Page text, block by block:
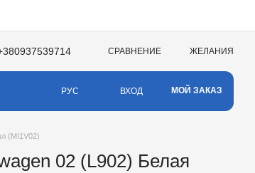
СРАВНЕНИЕ ЖЕЛАНИЯ
РУС ВХОД МОЙ ЗАКАЗ
(MI1V02)
02 (L902) Белая